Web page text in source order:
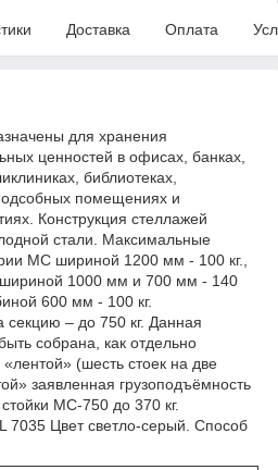
Доставка Оплата
для хранения
ценностей в офисах, банках,
библиотеках,
помещениях и
Конструкция стеллажей
стали. Максимальные
МС шириной 1200 мм - 100 кг.,
1000 мм и 700 мм - 140
600 мм - 100 кг.
секцию – до 750 кг. Данная
собрана, как отдельно
(шесть стоек на две
заявленная грузоподъёмность
МС-750 до 370 кг.
7035 Цвет светло-серый. Способ